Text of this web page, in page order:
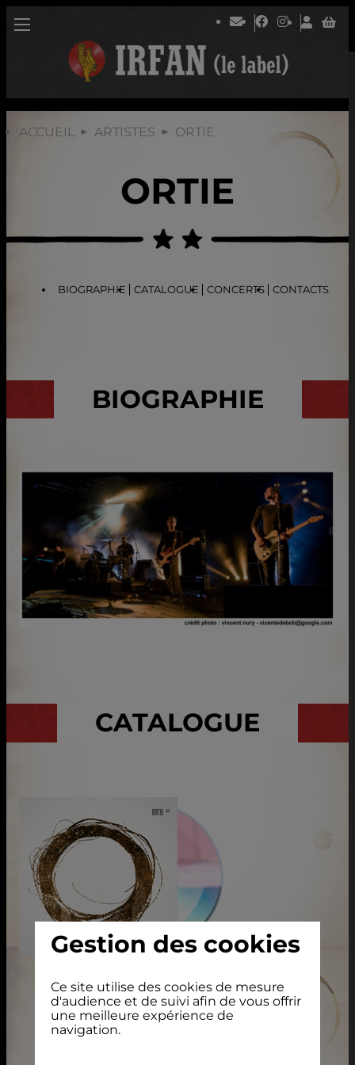
ACCUEIL ARTISTES ORTIE
ORTIE
BIOGRAPHIE CATALOGUE CONCERTS CONTACTS
BIOGRAPHIE
CATALOGUE
UN
CD Digisleeve
13 €
Gestion des cookies
Ce site utilise des cookies de mesure
d'audience et de suivi afin de vous offrir
une meilleure expérience de
navigation.